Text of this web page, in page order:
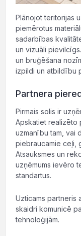
Plānojot teritorijas
piemērotus
sadarbības
un vizuāli
un bruģēšana
izpildi un atbildību
Partnera
Pirmais solis ir
Apskatiet
uzmanību tam, vai
piebraucamie ceļi,
Atsauksmes un
uzņēmums ievēro
standartus.
Uzticams partneris
skaidri komunicē
tehnoloģijām.